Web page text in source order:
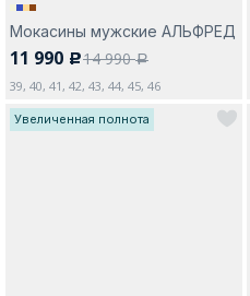
Мокасины мужские АЛЬФРЕД
11 990 c14 990a
39, 40, 41, 42, 43, 44, 45, 46
Увеличенная полнота